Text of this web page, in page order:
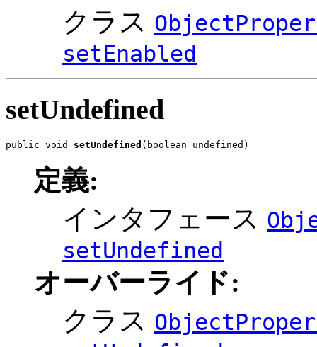
クラス
setEnabled
setUndefined
public void setUndefined (boolean undefined)
定義:
インタフェース
setUndefined
オーバーライド:
クラス